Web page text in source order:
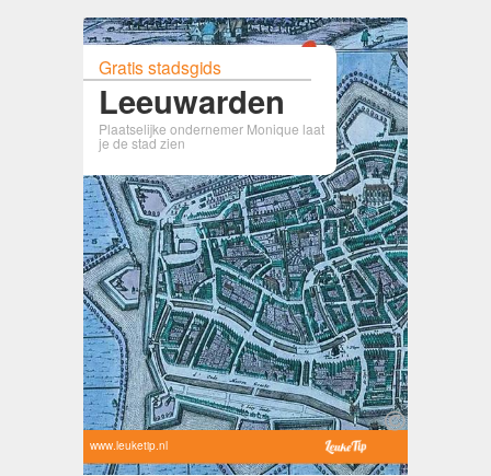
Gratis stadsgids
Leeuwarden
Plaatselijke ondernemer Monique laat
je de stad zien
www.leuketip.nl